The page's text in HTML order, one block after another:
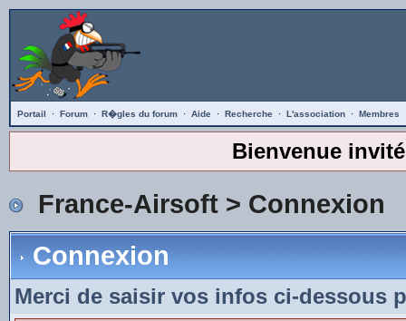
Portail · Forum · R�gles du forum · Aide · Recherche · L'association · Membres
Bienvenue invité
France-Airsoft> Connexion
Connexion
Merci de saisir vos infos ci-dessous